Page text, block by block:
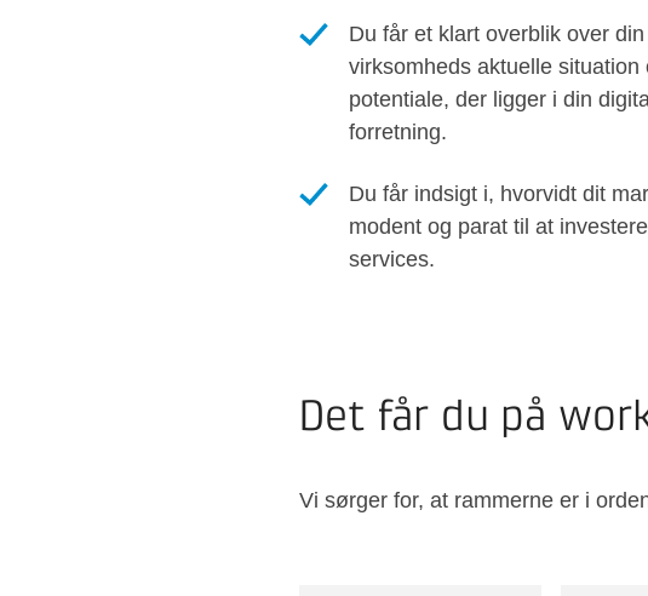
Du får et klart overblik over din
virksomheds aktuelle situation
potentiale, der ligger i din
forretning.
Du får indsigt i, hvorvidt dit
modent og parat til at
services.
Det får du på
Vi sørger for, at rammerne er i